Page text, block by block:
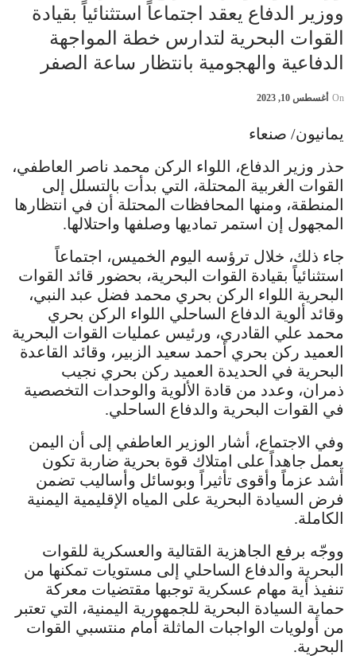
ووزير الدفاع يعقد اجتماعاً استثنائياً بقيادة
القوات البحرية لتدارس خطة المواجهة
الدفاعية والهجومية بانتظار ساعة الصفر
On أغسطس 10, 2023
يمانيون/ صنعاء
حذر وزير الدفاع، اللواء الركن محمد ناصر العاطفي،
القوات الغربية المحتلة، التي بدأت بالتسلل إلى
المنطقة، ومنها المحافظات المحتلة أن في انتظارها
المجهول إن استمر تماديها وصلفها واحتلالها.
جاء ذلك، خلال ترؤسه اليوم الخميس، اجتماعاً
استثنائياً بقيادة القوات البحرية، بحضور قائد القوات
البحرية اللواء الركن بحري محمد فضل عبد النبي،
وقائد ألوية الدفاع الساحلي اللواء الركن بحري
محمد علي القادري، ورئيس عمليات القوات البحرية
العميد ركن بحري أحمد سعيد الزبير، وقائد القاعدة
البحرية في الحديدة العميد ركن بحري نجيب
ذمران، وعدد من قادة الألوية والوحدات التخصصية
في القوات البحرية والدفاع الساحلي.
وفي الاجتماع، أشار الوزير العاطفي إلى أن اليمن
يعمل جاهداً على امتلاك قوة بحرية ضاربة تكون
أشد عزماً وأقوى تأثيراً وبوسائل وأساليب تضمن
فرض السيادة البحرية على المياه الإقليمية اليمنية
الكاملة.
ووجّه برفع الجاهزية القتالية والعسكرية للقوات
البحرية والدفاع الساحلي إلى مستويات تمكنها من
تنفيذ أية مهام عسكرية توجبها مقتضيات معركة
حماية السيادة البحرية للجمهورية اليمنية، التي تعتبر
من أولويات الواجبات الماثلة أمام منتسبي القوات
البحرية.